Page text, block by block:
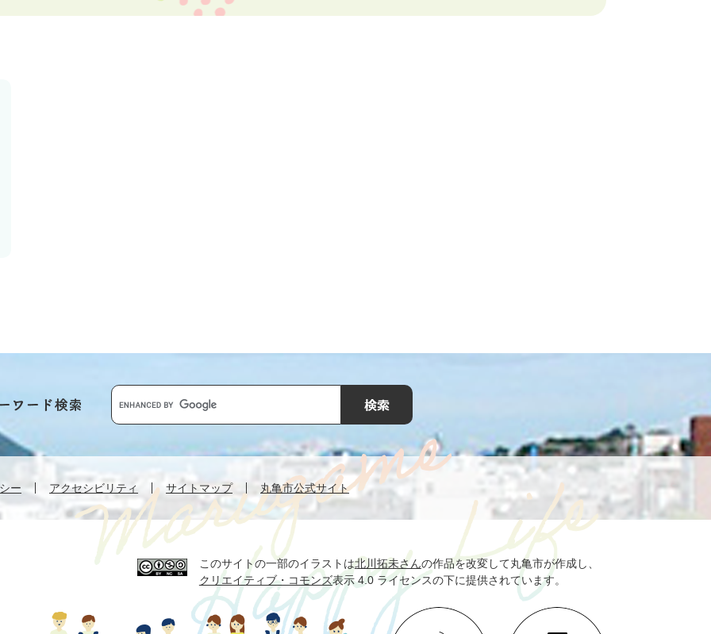
Google
検
索
ー アクセシビリティ サイトマップ 丸亀市公式サイト
このサイトの一部のイラストは北川拓未さんの作品を改変して丸亀市が作成し、
クリエイティブ・コモンズ表示 4.0 ライセンスの下に提供されています。